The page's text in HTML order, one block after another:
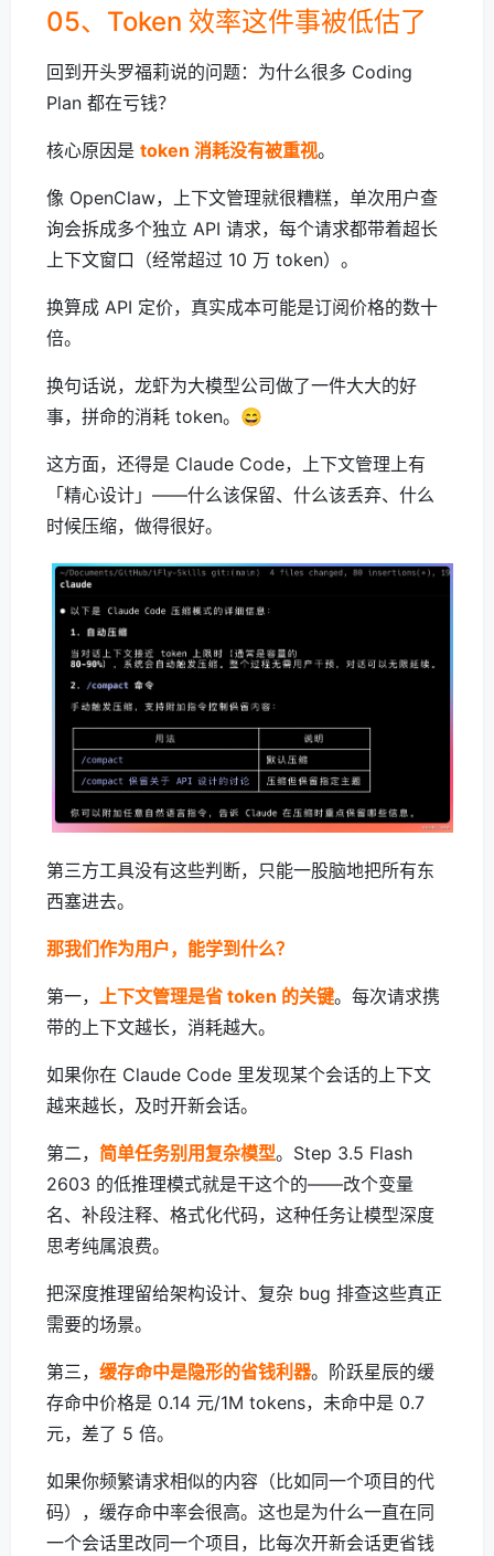
05、Token 效率这件事被低估了
回到开头罗福莉说的问题：为什么很多 Coding
Plan 都在亏钱？
核心原因是 token 消耗没有被重视。
像 OpenClaw，上下文管理就很糟糕，单次用户查
询会拆成多个独立 API 请求，每个请求都带着超长
上下文窗口（经常超过 10 万 token）。
换算成 API 定价，真实成本可能是订阅价格的数十
倍。
换句话说，龙虾为大模型公司做了一件大大的好
事，拼命的消耗 token。😄
这方面，还得是 Claude Code，上下文管理上有
「精心设计」——什么该保留、什么该丢弃、什么
时候压缩，做得很好。
第三方工具没有这些判断，只能一股脑地把所有东
西塞进去。
那我们作为用户，能学到什么？
第一， 上下文管理是省 token 的关键。每次请求携
带的上下文越长，消耗越大。
如果你在 Claude Code 里发现某个会话的上下文
越来越长，及时开新会话。
第二， 简单任务别用复杂模型。Step 3.5 Flash
2603 的低推理模式就是干这个的——改个变量
名、补段注释、格式化代码，这种任务让模型深度
思考纯属浪费。
把深度推理留给架构设计、复杂 bug 排查这些真正
需要的场景。
第三， 缓存命中是隐形的省钱利器。阶跃星辰的缓
存命中价格是 0.14 元/1M tokens，未命中是 0.7
元，差了 5 倍。
如果你频繁请求相似的内容（比如同一个项目的代
码），缓存命中率会很高。这也是为什么一直在同
一个会话里改同一个项目，比每次开新会话更省钱